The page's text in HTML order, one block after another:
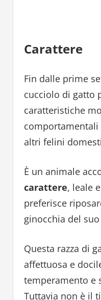
Carattere
Fin dalle prime
cucciolo di gatto
caratteristiche
altri felini
È un animale
carattere, leale
preferisce
ginocchia del
Questa razza di
affettuosa e
temperamento e
Tuttavia non è il